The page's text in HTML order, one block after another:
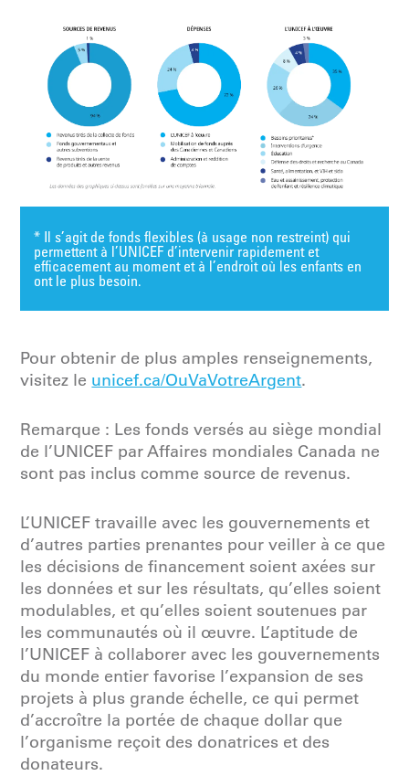
* Il s’agit de fonds flexibles (à usage non restreint) qui
permettent à l’UNICEF d’intervenir rapidement et
efficacement au moment et à l’endroit où les enfants en
ont le plus besoin.
Pour obtenir de plus amples renseignements,
visitez le unicef.ca/OuVaVotreArgent.
Remarque : Les fonds versés au siège mondial
de l’UNICEF par Affaires mondiales Canada ne
sont pas inclus comme source de revenus.
L’UNICEF travaille avec les gouvernements et
d’autres parties prenantes pour veiller à ce que
les décisions de financement soient axées sur
les données et sur les résultats, qu’elles soient
modulables, et qu’elles soient soutenues par
les communautés où il œuvre. L’aptitude de
l’UNICEF à collaborer avec les gouvernements
du monde entier favorise l’expansion de ses
projets à plus grande échelle, ce qui permet
d’accroître la portée de chaque dollar que
l’organisme reçoit des donatrices et des
donateurs.